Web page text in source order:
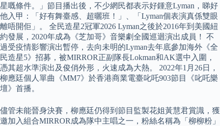
星嘅條件。」節目播出後，不少網民都表示好鍾意Lyman，睇好
他入甲：「好有舞臺感、超曬班！」、「Lyman個表演真係雙眼
離唔開佢」。 全民造星2冠軍2026 Lyman之後於2016年到美國紐
約發展，2020年成為《芝加哥》音樂劇全國巡迴演出成員！ 不
過受疫情影響演出暫停，去向未明的Lyman去年底參加海外《全
民造星5》招募，被MIRROR正副隊長Lokman和AK選中入圍，
憑其超水準演出及俊俏外形，火速成為大熱。 2022年1月26日，
柳應廷個人單曲《MM7》於香港商業電臺叱吒903節目《叱吒樂
壇》首播。
儘管未能晉身決賽，柳應廷仍得到節目監製花姐黃慧君賞識，獲
邀加入組合MIRROR成為隊中主唱之一，粉絲名稱為「柳柳粉」